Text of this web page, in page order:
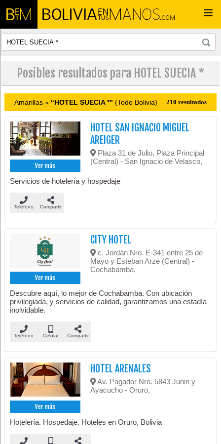
Posibles resultados para HOTEL SUECIA *
Amarillas » “HOTEL SUECIA *” (Todo Bolivia) 210 resultados
Ver más
HOTEL SAN IGNACIO MIGUEL
AREIGER
Plaza 31 de Julio, Plaza Principal
(Central) - San Ignacio de Velasco,
Servicios de hotelería y hospedaje
Teléfono Compartir
Ver más
CITY HOTEL
c. Jordán Nro. E-341 entre 25 de
Mayo y Esteban Arze (Central) -
Cochabamba,
Descubre aquí, lo mejor de Cochabamba. Con ubicación
privilegiada, y servicios de calidad, garantizamos una estadía
inolvidable.
Teléfono Celular Compartir
Ver más
HOTEL ARENALES
Av. Pagador Nro. 5843 Junin y
Ayacucho - Oruro,
Hotelería. Hospedaje. Hoteles en Oruro, Bolivia